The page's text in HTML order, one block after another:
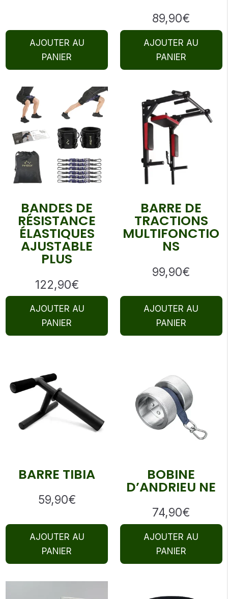
AJOUTER AU
PANIER
89,90€
AJOUTER AU
PANIER
BANDES DE
RÉSISTANCE
ÉLASTIQUES
AJUSTABLE
PLUS
122,90€
AJOUTER AU
PANIER
BARRE DE
TRACTIONS
MULTIFONCTIO
NS
99,90€
AJOUTER AU
PANIER
BARRE TIBIA
59,90€
AJOUTER AU
PANIER
BOBINE
D’ANDRIEU NE
74,90€
AJOUTER AU
PANIER